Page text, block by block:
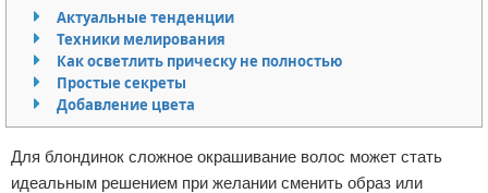
Шоппинг
Подарки
Украшения
Косметика
Контакты
Сотрудничество
Размещение рекламы
Для правообладателей
Актуальные тенденции
Техники мелирования
Как осветлить прическу не полностью
Простые секреты
Добавление цвета
Для блондинок сложное окрашивание волос может стать
идеальным решением при желании сменить образ или